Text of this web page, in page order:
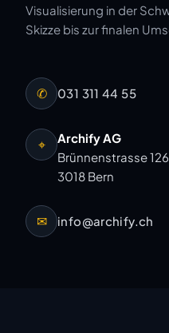
Visualisierung in der
Skizze bis zur finalen
✆ 031 311 44 55
⌖
Archify AG
Brünnenstrasse 126
3018 Bern
✉ info@archify.ch